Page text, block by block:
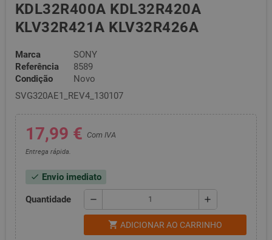
KDL32R400A KDL32R420A
KLV32R421A KLV32R426A
Marca
SONY
Referência
8589
Condição
Novo
SVG320AE1_REV4_130107
17,99 € Com IVA
Entrega rápida.
check Envio imediato
Quantidade remove add
shopping_cart ADICIONAR AO CARRINHO